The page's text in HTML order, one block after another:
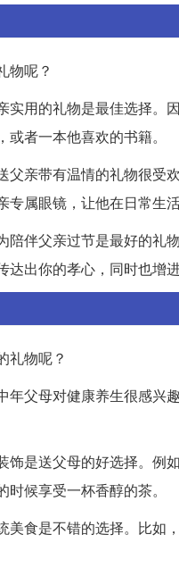
物呢？
用的礼物是最佳选择。
者一本他喜欢的书籍。
亲带有温情的礼物很受
属眼镜，让他在日常生活
伴父亲过节是最好的礼
出你的孝心，同时也增进
礼物呢？
父母对健康养生很感兴
是送父母的好选择。例
候享受一杯香醇的茶。
食是不错的选择。比如